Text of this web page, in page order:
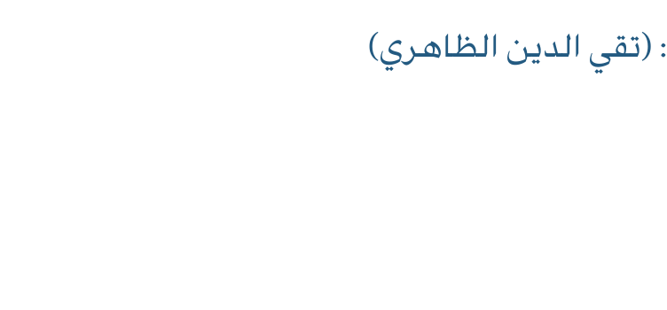
: (تقي الدين الظاهري)